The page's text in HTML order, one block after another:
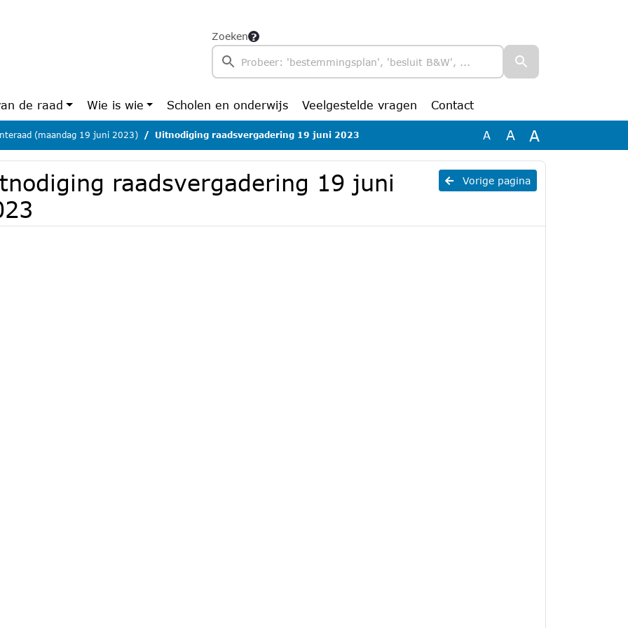
Zoeken
de raad Wie is wie Scholen en onderwijs Veelgestelde vragen Contact
(maandag 19 juni 2023) Uitnodiging raadsvergadering 19 juni 2023 A A A
Vorige pagina
raadsvergadering 19 juni